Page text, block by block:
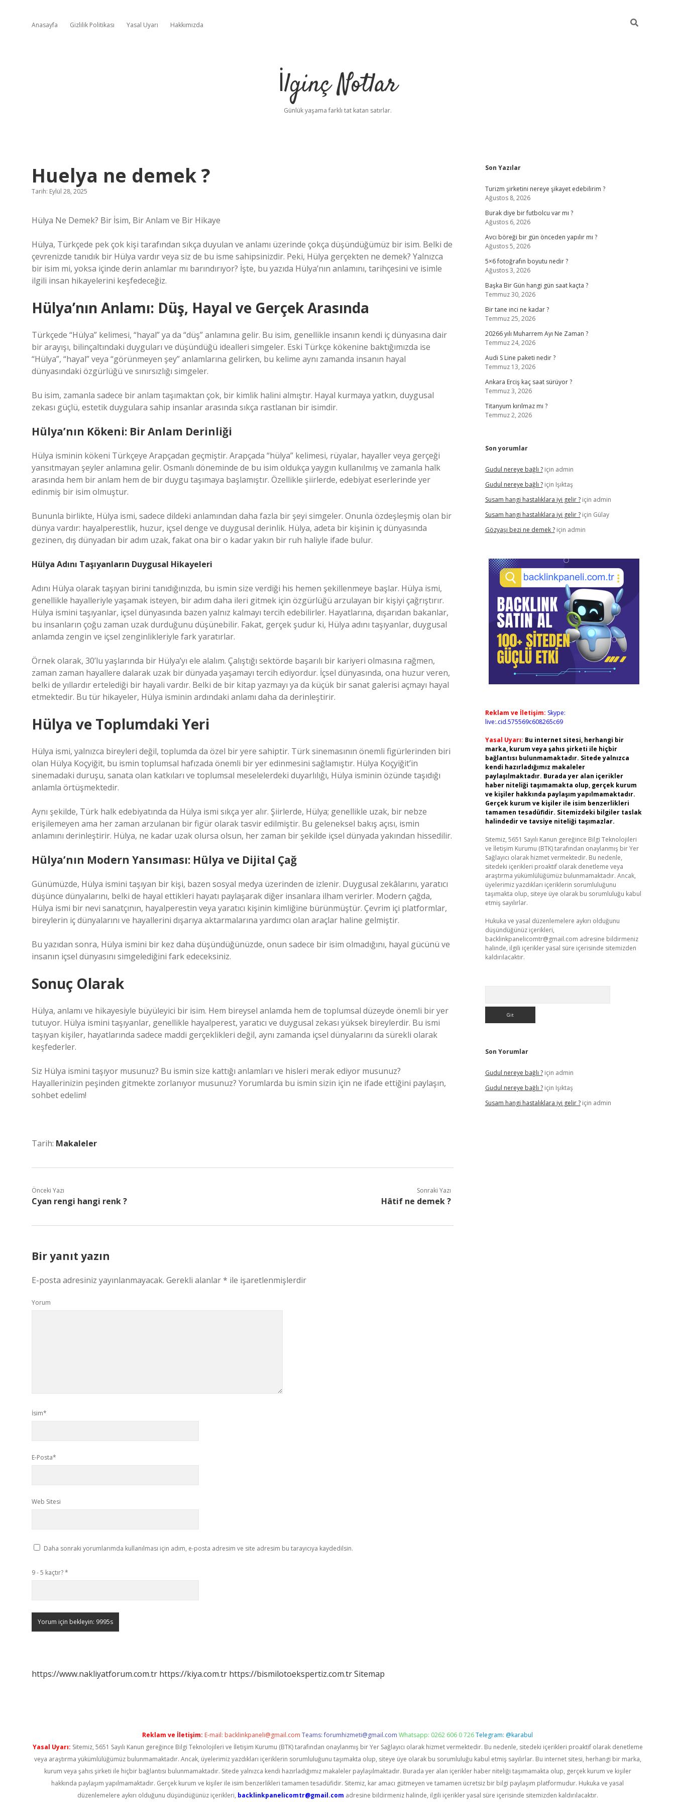
Anasayfa Gizlilik Politikası Yasal Uyarı Hakkımızda
İlginç Notlar
Günlük yaşama farklı tat katan satırlar.
Huelya ne demek ?
Tarih: Eylül 28, 2025
Hülya Ne Demek? Bir İsim, Bir Anlam ve Bir Hikaye
Hülya, Türkçede pek çok kişi tarafından sıkça duyulan ve anlamı üzerinde çokça düşündüğümüz bir isim. Belki de
çevrenizde tanıdık bir Hülya vardır veya siz de bu isme sahipsinizdir. Peki, Hülya gerçekten ne demek? Yalnızca
bir isim mi, yoksa içinde derin anlamlar mı barındırıyor? İşte, bu yazıda Hülya’nın anlamını, tarihçesini ve isimle
ilgili insan hikayelerini keşfedeceğiz.
Hülya’nın Anlamı: Düş, Hayal ve Gerçek Arasında
Türkçede “Hülya” kelimesi, “hayal” ya da “düş” anlamına gelir. Bu isim, genellikle insanın kendi iç dünyasına dair
bir arayışı, bilinçaltındaki duyguları ve düşündüğü idealleri simgeler. Eski Türkçe kökenine baktığımızda ise
“Hülya”, “hayal” veya “görünmeyen şey” anlamlarına gelirken, bu kelime aynı zamanda insanın hayal
dünyasındaki özgürlüğü ve sınırsızlığı simgeler.
Bu isim, zamanla sadece bir anlam taşımaktan çok, bir kimlik halini almıştır. Hayal kurmaya yatkın, duygusal
zekası güçlü, estetik duygulara sahip insanlar arasında sıkça rastlanan bir isimdir.
Hülya’nın Kökeni: Bir Anlam Derinliği
Hülya isminin kökeni Türkçeye Arapçadan geçmiştir. Arapçada “hülya” kelimesi, rüyalar, hayaller veya gerçeği
yansıtmayan şeyler anlamına gelir. Osmanlı döneminde de bu isim oldukça yaygın kullanılmış ve zamanla halk
arasında hem bir anlam hem de bir duygu taşımaya başlamıştır. Özellikle şiirlerde, edebiyat eserlerinde yer
edinmiş bir isim olmuştur.
Bununla birlikte, Hülya ismi, sadece dildeki anlamından daha fazla bir şeyi simgeler. Onunla özdeşleşmiş olan bir
dünya vardır: hayalperestlik, huzur, içsel denge ve duygusal derinlik. Hülya, adeta bir kişinin iç dünyasında
gezinen, dış dünyadan bir adım uzak, fakat ona bir o kadar yakın bir ruh haliyle ifade bulur.
Hülya Adını Taşıyanların Duygusal Hikayeleri
Adını Hülya olarak taşıyan birini tanıdığınızda, bu ismin size verdiği his hemen şekillenmeye başlar. Hülya ismi,
genellikle hayalleriyle yaşamak isteyen, bir adım daha ileri gitmek için özgürlüğü arzulayan bir kişiyi çağrıştırır.
Hülya ismini taşıyanlar, içsel dünyasında bazen yalnız kalmayı tercih edebilirler. Hayatlarına, dışarıdan bakanlar,
bu insanların çoğu zaman uzak durduğunu düşünebilir. Fakat, gerçek şudur ki, Hülya adını taşıyanlar, duygusal
anlamda zengin ve içsel zenginlikleriyle fark yaratırlar.
Örnek olarak, 30’lu yaşlarında bir Hülya’yı ele alalım. Çalıştığı sektörde başarılı bir kariyeri olmasına rağmen,
zaman zaman hayallere dalarak uzak bir dünyada yaşamayı tercih ediyordur. İçsel dünyasında, ona huzur veren,
belki de yıllardır ertelediği bir hayali vardır. Belki de bir kitap yazmayı ya da küçük bir sanat galerisi açmayı hayal
etmektedir. Bu tür hikayeler, Hülya isminin ardındaki anlamı daha da derinleştirir.
Hülya ve Toplumdaki Yeri
Hülya ismi, yalnızca bireyleri değil, toplumda da özel bir yere sahiptir. Türk sinemasının önemli figürlerinden biri
olan Hülya Koçyiğit, bu ismin toplumsal hafızada önemli bir yer edinmesini sağlamıştır. Hülya Koçyiğit’in
sinemadaki duruşu, sanata olan katkıları ve toplumsal meselelerdeki duyarlılığı, Hülya isminin özünde taşıdığı
anlamla örtüşmektedir.
Aynı şekilde, Türk halk edebiyatında da Hülya ismi sıkça yer alır. Şiirlerde, Hülya; genellikle uzak, bir nebze
erişilemeyen ama her zaman arzulanan bir figür olarak tasvir edilmiştir. Bu geleneksel bakış açısı, ismin
anlamını derinleştirir. Hülya, ne kadar uzak olursa olsun, her zaman bir şekilde içsel dünyada yakından hissedilir.
Hülya’nın Modern Yansıması: Hülya ve Dijital Çağ
Günümüzde, Hülya ismini taşıyan bir kişi, bazen sosyal medya üzerinden de izlenir. Duygusal zekâlarını, yaratıcı
düşünce dünyalarını, belki de hayal ettikleri hayatı paylaşarak diğer insanlara ilham verirler. Modern çağda,
Hülya ismi bir nevi sanatçının, hayalperestin veya yaratıcı kişinin kimliğine bürünmüştür. Çevrim içi platformlar,
bireylerin iç dünyalarını ve hayallerini dışarıya aktarmalarına yardımcı olan araçlar haline gelmiştir.
Bu yazıdan sonra, Hülya ismini bir kez daha düşündüğünüzde, onun sadece bir isim olmadığını, hayal gücünü ve
insanın içsel dünyasını simgelediğini fark edeceksiniz.
Sonuç Olarak
Hülya, anlamı ve hikayesiyle büyüleyici bir isim. Hem bireysel anlamda hem de toplumsal düzeyde önemli bir yer
tutuyor. Hülya ismini taşıyanlar, genellikle hayalperest, yaratıcı ve duygusal zekası yüksek bireylerdir. Bu ismi
taşıyan kişiler, hayatlarında sadece maddi gerçeklikleri değil, aynı zamanda içsel dünyalarını da sürekli olarak
keşfederler.
Siz Hülya ismini taşıyor musunuz? Bu ismin size kattığı anlamları ve hisleri merak ediyor musunuz?
Hayallerinizin peşinden gitmekte zorlanıyor musunuz? Yorumlarda bu ismin sizin için ne ifade ettiğini paylaşın,
sohbet edelim!
Tarih: Makaleler
Önceki Yazı
Cyan rengi hangi renk ?
Sonraki Yazı
Hâtif ne demek ?
Bir yanıt yazın
E-posta adresiniz yayınlanmayacak. Gerekli alanlar* ile işaretlenmişlerdir
Yorum
İsim*
E-Posta*
Web Sitesi
Daha sonraki yorumlarımda kullanılması için adım, e-posta adresim ve site adresim bu tarayıcıya kaydedilsin.
9 - 5 kaçtır?*
https://www.nakliyatforum.com.tr https://kiya.com.tr https://bismilotoekspertiz.com.trSitemap
Sidebar
Son Yazılar
Turizm şirketini nereye şikayet edebilirim ?
Ağustos 8, 2026
Burak diye bir futbolcu var mı ?
Ağustos 6, 2026
Avcı böreği bir gün önceden yapılır mı ?
Ağustos 5, 2026
5×6 fotoğrafın boyutu nedir ?
Ağustos 3, 2026
Başka Bir Gün hangi gün saat kaçta ?
Temmuz 30, 2026
Bir tane inci ne kadar ?
Temmuz 25, 2026
20266 yılı Muharrem Ayı Ne Zaman ?
Temmuz 24, 2026
Audi S Line paketi nedir ?
Temmuz 13, 2026
Ankara Erciş kaç saat sürüyor ?
Temmuz 3, 2026
Titanyum kırılmaz mı ?
Temmuz 2, 2026
Son yorumlar
Gudul nereye bağlı ?için admin
Gudul nereye bağlı ?için Işıktaş
Susam hangi hastalıklara iyi gelir ?için admin
Susam hangi hastalıklara iyi gelir ?için Gülay
Gözyaşı bezi ne demek ?için admin
Reklam ve İletişim: Skype:
live:.cid.575569c608265c69
Yasal Uyarı: Bu internet sitesi, herhangi bir
marka, kurum veya şahıs şirketi ile hiçbir
bağlantısı bulunmamaktadır. Sitede yalnızca
kendi hazırladığımız makaleler
paylaşılmaktadır. Burada yer alan içerikler
haber niteliği taşımamakta olup, gerçek kurum
ve kişiler hakkında paylaşım yapılmamaktadır.
Gerçek kurum ve kişiler ile isim benzerlikleri
tamamen tesadüfidir. Sitemizdeki bilgiler taslak
halindedir ve tavsiye niteliği taşımazlar.
Sitemiz, 5651 Sayılı Kanun gereğince Bilgi Teknolojileri
ve İletişim Kurumu (BTK) tarafından onaylanmış bir Yer
Sağlayıcı olarak hizmet vermektedir. Bu nedenle,
sitedeki içerikleri proaktif olarak denetleme veya
araştırma yükümlülüğümüz bulunmamaktadır. Ancak,
üyelerimiz yazdıkları içeriklerin sorumluluğunu
taşımakta olup, siteye üye olarak bu sorumluluğu kabul
etmiş sayılırlar.
Hukuka ve yasal düzenlemelere aykırı olduğunu
düşündüğünüz içerikleri,
backlinkpanelicomtr@gmail.com adresine bildirmeniz
halinde, ilgili içerikler yasal süre içerisinde sitemizden
kaldırılacaktır.
Son Yorumlar
Gudul nereye bağlı ?için admin
Gudul nereye bağlı ?için Işıktaş
Susam hangi hastalıklara iyi gelir ?için admin
Reklam ve İletişim: E-mail: backlinkpaneli@gmail.com Teams:forumhizmeti@gmail.com Whatsapp: 0262 606 0 726Telegram: @karabul
Yasal Uyarı: Sitemiz, 5651 Sayılı Kanun gereğince Bilgi Teknolojileri ve İletişim Kurumu (BTK) tarafından onaylanmış bir Yer Sağlayıcı olarak hizmet vermektedir. Bu nedenle, sitedeki içerikleri proaktif olarak denetleme
veya araştırma yükümlülüğümüz bulunmamaktadır. Ancak, üyelerimiz yazdıkları içeriklerin sorumluluğunu taşımakta olup, siteye üye olarak bu sorumluluğu kabul etmiş sayılırlar. Bu internet sitesi, herhangi bir marka,
kurum veya şahıs şirketi ile hiçbir bağlantısı bulunmamaktadır. Sitede yalnızca kendi hazırladığımız makaleler paylaşılmaktadır. Burada yer alan içerikler haber niteliği taşımamakta olup, gerçek kurum ve kişiler
hakkında paylaşım yapılmamaktadır. Gerçek kurum ve kişiler ile isim benzerlikleri tamamen tesadüfidir. Sitemiz, kar amacı gütmeyen ve tamamen ücretsiz bir bilgi paylaşım platformudur. Hukuka ve yasal
düzenlemelere aykırı olduğunu düşündüğünüz içerikleri, backlinkpanelicomtr@gmail.com adresine bildirmeniz halinde, ilgili içerikler yasal süre içerisinde sitemizden kaldırılacaktır.